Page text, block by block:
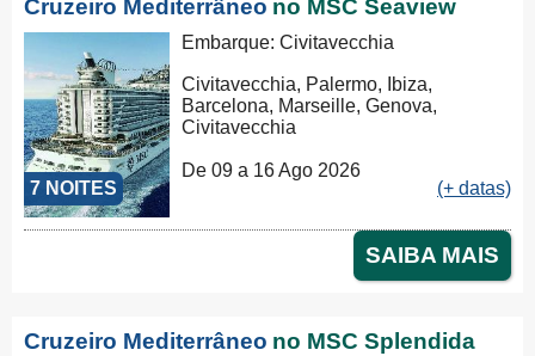
Cruzeiro Mediterrâneo no MSC Seaview
7 NOITES
Embarque: Civitavecchia
Civitavecchia, Palermo, Ibiza,
Barcelona, Marseille, Genova,
Civitavecchia
De 09 a 16 Ago 2026
(+ datas)
SAIBA MAIS
Cruzeiro Mediterrâneo no MSC Splendida